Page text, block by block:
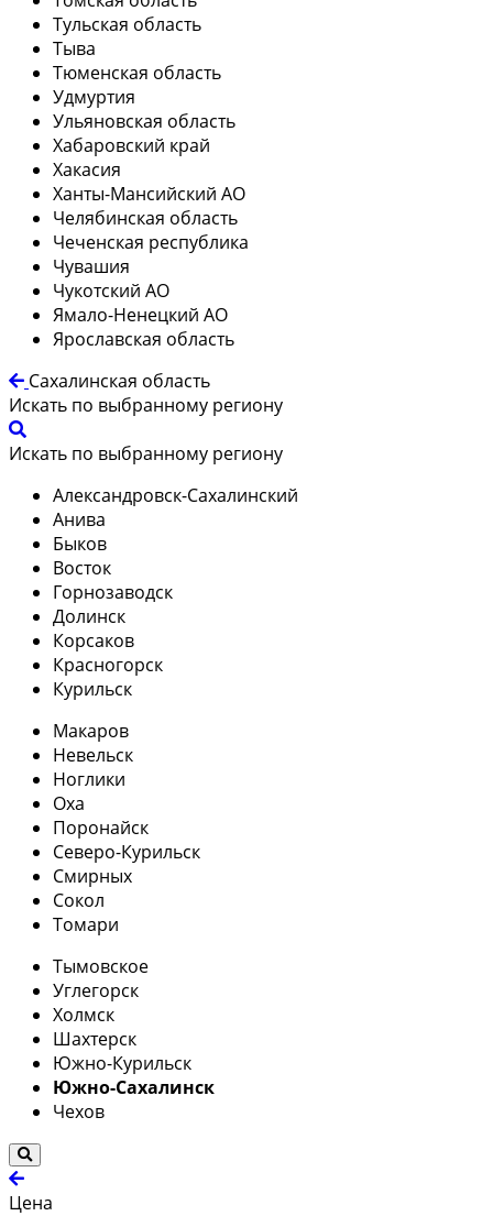
Тульская область
Тыва
Тюменская область
Удмуртия
Ульяновская область
Хабаровский край
Хакасия
Ханты-Мансийский АО
Челябинская область
Чеченская республика
Чувашия
Чукотский АО
Ямало-Ненецкий АО
Ярославская область
Сахалинская область
Искать по выбранному региону
Искать по выбранному региону
Александровск-Сахалинский
Анива
Быков
Восток
Горнозаводск
Долинск
Корсаков
Красногорск
Курильск
Макаров
Невельск
Ноглики
Оха
Поронайск
Северо-Курильск
Смирных
Сокол
Томари
Тымовское
Углегорск
Холмск
Шахтерск
Южно-Курильск
Южно-Сахалинск
Чехов
Цена